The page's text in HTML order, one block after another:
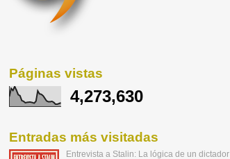
Páginas vistas
4,273,630
Entradas más visitadas
Entrevista a Stalin: La lógica de un dictador